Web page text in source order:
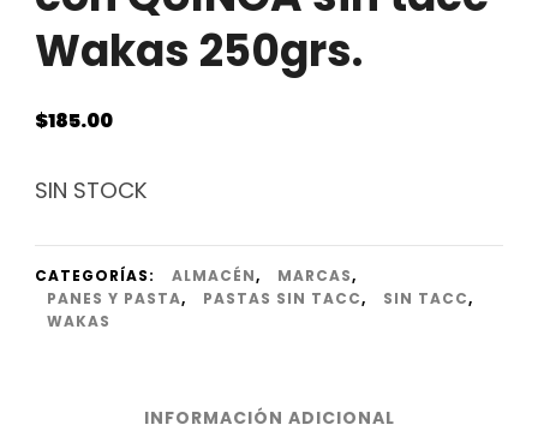
Wakas 250grs.
$185.00
SIN STOCK
CATEGORÍAS: ALMACÉN, MARCAS,
PANES Y PASTA, PASTAS SIN TACC, SIN TACC,
WAKAS
INFORMACIÓN ADICIONAL